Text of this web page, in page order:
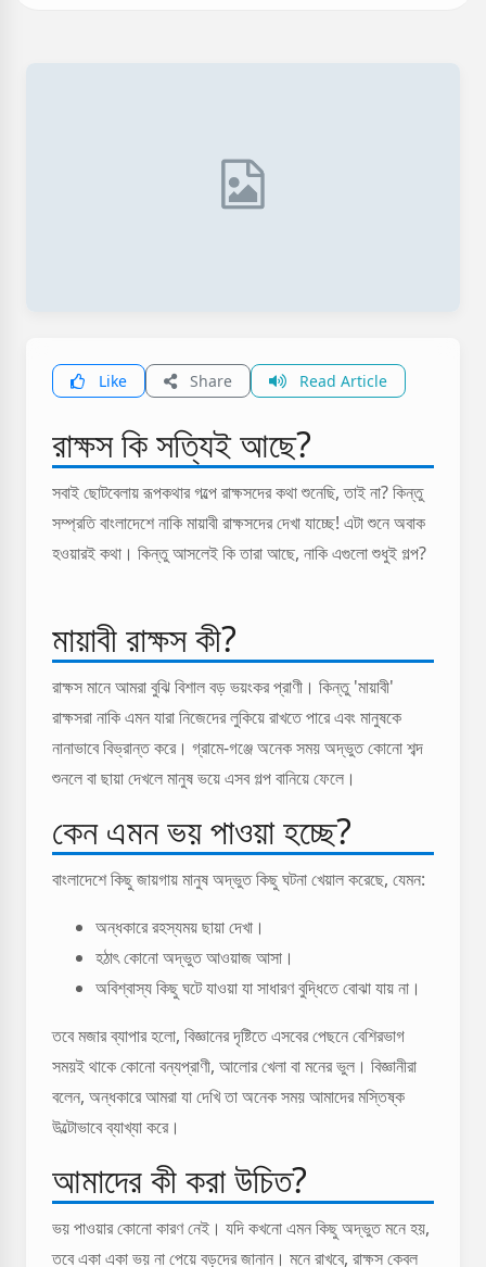
Like Share Read Article
রাক্ষস কি সত্যিই আছে?
সবাই ছোটবেলায় রূপকথার গল্পে রাক্ষসদের কথা শুনেছি, তাই না? কিন্তু
সম্প্রতি বাংলাদেশে নাকি মায়াবী রাক্ষসদের দেখা যাচ্ছে! এটা শুনে অবাক
হওয়ারই কথা। কিন্তু আসলেই কি তারা আছে, নাকি এগুলো শুধুই গল্প?
মায়াবী রাক্ষস কী?
রাক্ষস মানে আমরা বুঝি বিশাল বড় ভয়ংকর প্রাণী। কিন্তু 'মায়াবী'
রাক্ষসরা নাকি এমন যারা নিজেদের লুকিয়ে রাখতে পারে এবং মানুষকে
নানাভাবে বিভ্রান্ত করে। গ্রামে-গঞ্জে অনেক সময় অদ্ভুত কোনো শব্দ
শুনলে বা ছায়া দেখলে মানুষ ভয়ে এসব গল্প বানিয়ে ফেলে।
কেন এমন ভয় পাওয়া হচ্ছে?
বাংলাদেশে কিছু জায়গায় মানুষ অদ্ভুত কিছু ঘটনা খেয়াল করেছে, যেমন:
অন্ধকারে রহস্যময় ছায়া দেখা।
হঠাৎ কোনো অদ্ভুত আওয়াজ আসা।
অবিশ্বাস্য কিছু ঘটে যাওয়া যা সাধারণ বুদ্ধিতে বোঝা যায় না।
তবে মজার ব্যাপার হলো, বিজ্ঞানের দৃষ্টিতে এসবের পেছনে বেশিরভাগ
সময়ই থাকে কোনো বন্যপ্রাণী, আলোর খেলা বা মনের ভুল। বিজ্ঞানীরা
বলেন, অন্ধকারে আমরা যা দেখি তা অনেক সময় আমাদের মস্তিষ্ক
উল্টোভাবে ব্যাখ্যা করে।
আমাদের কী করা উচিত?
ভয় পাওয়ার কোনো কারণ নেই। যদি কখনো এমন কিছু অদ্ভুত মনে হয়,
তবে একা একা ভয় না পেয়ে বড়দের জানান। মনে রাখবে, রাক্ষস কেবল